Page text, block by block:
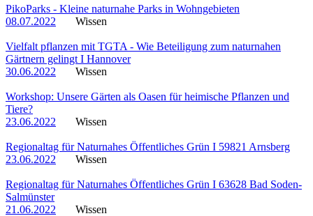
PikoParks - Kleine naturnahe Parks in Wohngebieten
08.07.2022
Wissen
Vielfalt pflanzen mit TGTA - Wie Beteiligung zum naturnahen
Gärtnern gelingt I Hannover
30.06.2022
Wissen
Workshop: Unsere Gärten als Oasen für heimische Pflanzen und
Tiere?
23.06.2022
Wissen
Regionaltag für Naturnahes Öffentliches Grün I 59821 Arnsberg
23.06.2022
Wissen
Regionaltag für Naturnahes Öffentliches Grün I 63628 Bad Soden-
Salmünster
21.06.2022
Wissen